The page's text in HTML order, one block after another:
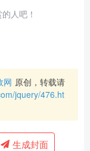
人吧！
网 原创，转载请
jquery/476.ht
生成封面